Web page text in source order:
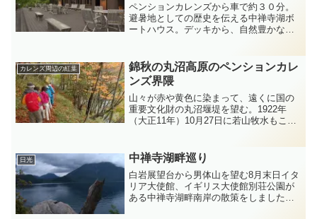
ペンションカレンズから車で約３０分。
避暑地としての歴史を伝える中禅寺湖ボ
ートハウス。デッキから、自然豊かな中
です。昭和２０年代の水辺の施設を復
元。木をふんだんに使った素敵...
カレンズ周辺の紅葉
錦秋の丸沼高原のペンションカレ
ンズ界隈
山々が赤や黄色に染まって、遠くに国の
重要文化財の丸沼堰堤を望む。1922年
（大正11年）10月27日に若山牧水もこの
しきかも鴨の鳥浮けり」「枯れ木なす冬
木の林ゆきゆきて...
日光 中禅寺湖畔巡り
白岩展望台から男体山を望む8月末日イタ
リア大使館、イギリス大使館別荘公園が
ある中禅寺湖畔南岸の散策をしました。